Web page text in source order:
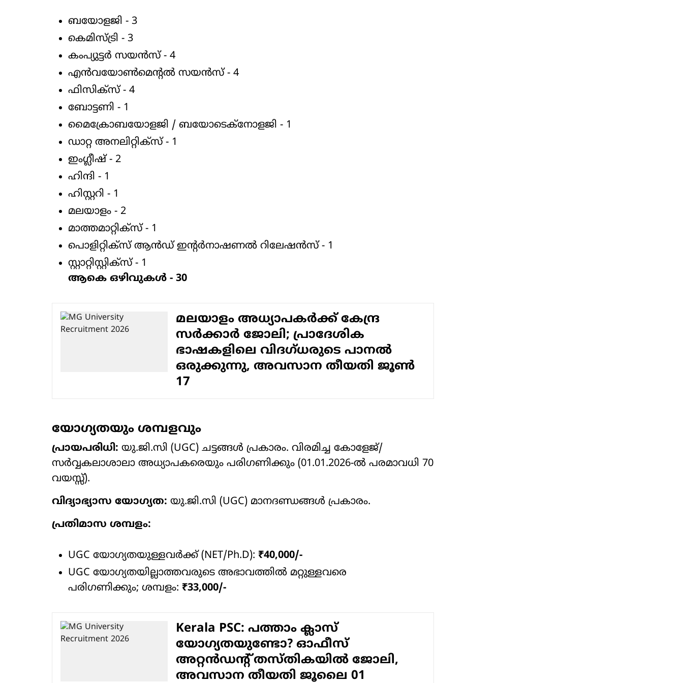
ബയോളജി - 3
കെമിസ്ട്രി - 3
കംപ്യുട്ടർ സയൻസ് - 4
എൻവയോൺമെന്റൽ സയൻസ് - 4
ഫിസിക്സ് - 4
ബോട്ടണി - 1
മൈക്രോബയോളജി / ബയോടെക്നോളജി - 1
ഡാറ്റ അനലിറ്റിക്സ് - 1
ഇംഗ്ലീഷ് - 2
ഹിന്ദി - 1
ഹിസ്റ്ററി - 1
മലയാളം - 2
മാത്തമാറ്റിക്സ് - 1
പൊളിറ്റിക്സ് ആൻഡ് ഇന്റർനാഷണൽ റിലേഷൻസ് - 1
സ്റ്റാറ്റിസ്റ്റിക്സ് - 1
ആകെ ഒഴിവുകൾ - 30
മലയാളം അധ്യാപകർക്ക് കേന്ദ്ര
സർക്കാർ ജോലി; പ്രാദേശിക
ഭാഷകളിലെ വിദഗ്ധരുടെ പാനൽ
ഒരുക്കുന്നു, അവസാന തീയതി ജൂൺ
17
യോഗ്യതയും ശമ്പളവും
പ്രായപരിധി: യു.ജി.സി (UGC) ചട്ടങ്ങൾ പ്രകാരം. വിരമിച്ച കോളേജ്/
സർവ്വകലാശാലാ അധ്യാപകരെയും പരിഗണിക്കും (01.01.2026-ൽ പരമാവധി 70
വയസ്സ്).
വിദ്യാഭ്യാസ യോഗ്യത: യു.ജി.സി (UGC) മാനദണ്ഡങ്ങൾ പ്രകാരം.
പ്രതിമാസ ശമ്പളം:
UGC യോഗ്യതയുള്ളവർക്ക് (NET/Ph.D): ₹40,000/-
UGC യോഗ്യതയില്ലാത്തവരുടെ അഭാവത്തിൽ മറ്റുള്ളവരെ
പരിഗണിക്കും; ശമ്പളം: ₹33,000/-
Kerala PSC: പത്താം ക്ലാസ്
യോഗ്യതയുണ്ടോ? ഓഫീസ്
അറ്റൻഡന്റ് തസ്തികയിൽ ജോലി,
അവസാന തീയതി ജൂലൈ 01